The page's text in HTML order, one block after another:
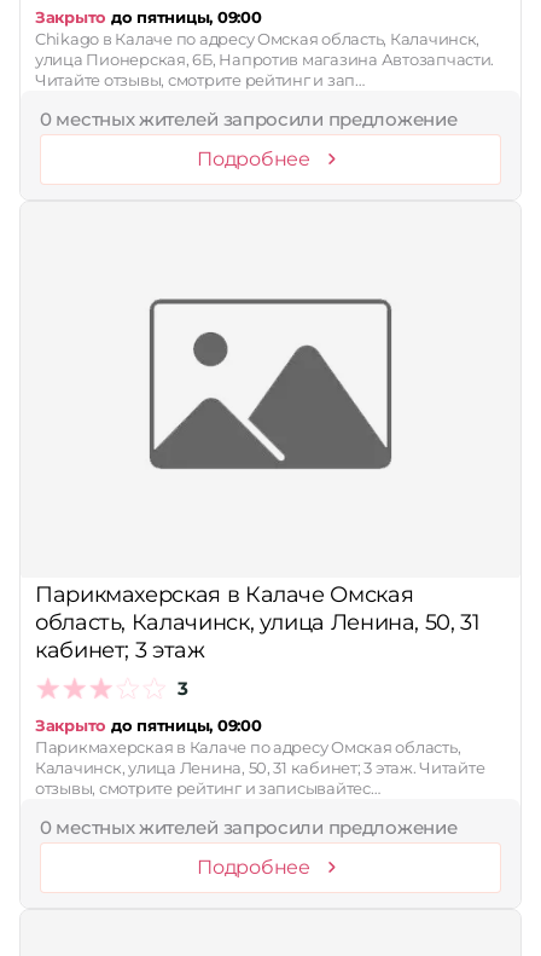
Закрыто до пятницы, 09:00
Chikago в Калаче по адресу Омская область, Калачинск,
улица Пионерская, 6Б, Напротив магазина Автозапчасти.
Читайте отзывы, смотрите рейтинг и зап…
0 местных жителей запросили предложение
Подробнее
Парикмахерская в Калаче Омская
область, Калачинск, улица Ленина, 50, 31
кабинет; 3 этаж
3
Закрыто до пятницы, 09:00
Парикмахерская в Калаче по адресу Омская область,
Калачинск, улица Ленина, 50, 31 кабинет; 3 этаж. Читайте
отзывы, смотрите рейтинг и записывайтес…
0 местных жителей запросили предложение
Подробнее